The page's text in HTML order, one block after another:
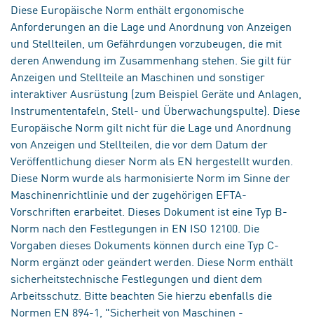
Diese Europäische Norm enthält ergonomische
Anforderungen an die Lage und Anordnung von Anzeigen
und Stellteilen, um Gefährdungen vorzubeugen, die mit
deren Anwendung im Zusammenhang stehen. Sie gilt für
Anzeigen und Stellteile an Maschinen und sonstiger
interaktiver Ausrüstung (zum Beispiel Geräte und Anlagen,
Instrumententafeln, Stell- und Überwachungspulte). Diese
Europäische Norm gilt nicht für die Lage und Anordnung
von Anzeigen und Stellteilen, die vor dem Datum der
Veröffentlichung dieser Norm als EN hergestellt wurden.
Diese Norm wurde als harmonisierte Norm im Sinne der
Maschinenrichtlinie und der zugehörigen EFTA-
Vorschriften erarbeitet. Dieses Dokument ist eine Typ B-
Norm nach den Festlegungen in EN ISO 12100. Die
Vorgaben dieses Dokuments können durch eine Typ C-
Norm ergänzt oder geändert werden. Diese Norm enthält
sicherheitstechnische Festlegungen und dient dem
Arbeitsschutz. Bitte beachten Sie hierzu ebenfalls die
Normen EN 894-1, "Sicherheit von Maschinen -